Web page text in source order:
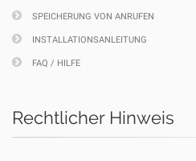
SPEICHERUNG VON ANRUFEN
INSTALLATIONSANLEITUNG
FAQ / HILFE
Rechtlicher Hinweis